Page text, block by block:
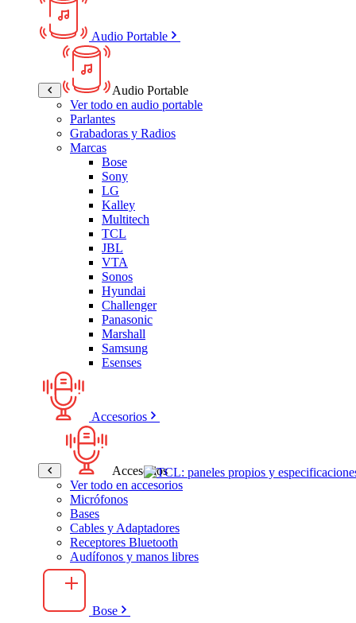
Audio Portable
Audio Portable
Ver todo en audio portable
Parlantes
Grabadoras y Radios
Marcas
Bose
Sony
LG
Kalley
Multitech
TCL
JBL
VTA
Sonos
Hyundai
Challenger
Panasonic
Marshall
Samsung
Esenses
Accesorios
Accesorios
Ver todo en accesorios
Micrófonos
Bases
Cables y Adaptadores
Receptores Bluetooth
Audífonos y manos libres
Bose